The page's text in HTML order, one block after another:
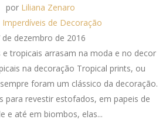
por Liliana Zenaro
Imperdíveis de Decoração
de dezembro de 2016
tropicais arrasam na moda e no decor
na decoração Tropical prints, ou
foram um clássico da decoração.
para revestir estofados, em papeis de
e até em biombos, elas...